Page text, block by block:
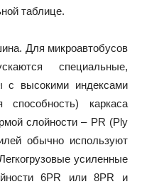
таблице.
Для микроавтобусов
специальные,
с высокими индексами
способность) каркаса
слойности – PR (Ply
обычно используют
усиленные
6PR или 8PR и